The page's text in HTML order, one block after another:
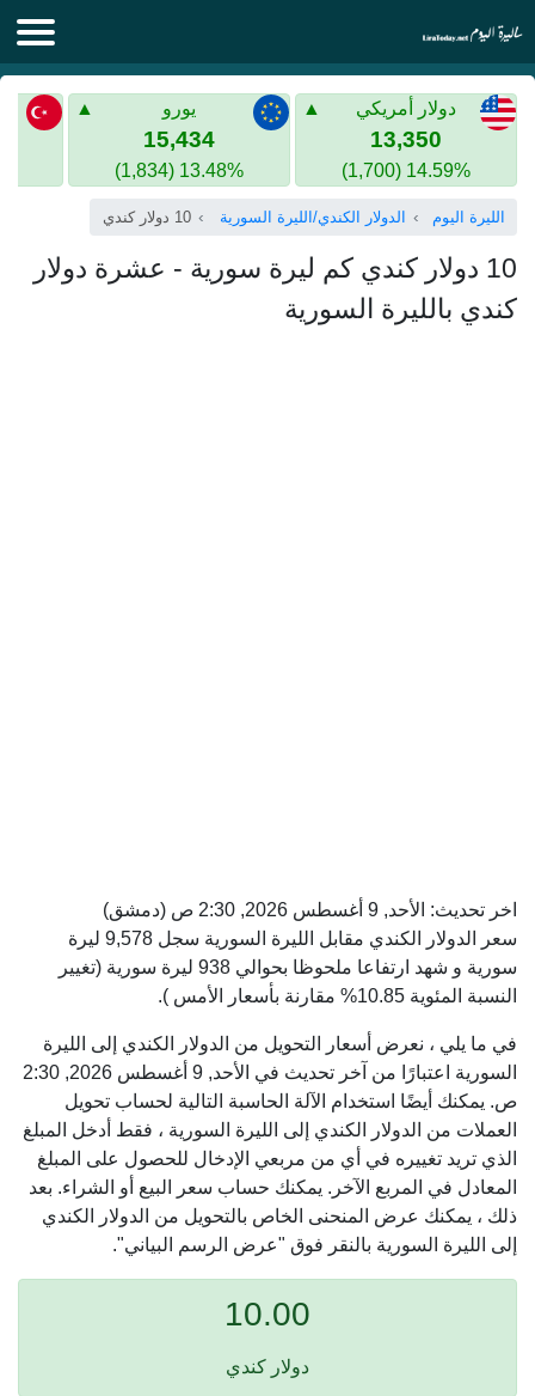
الليرة اليوم
الليرة السورية
الذهب في سوريا
الليرة التركية
الليرة التركية
الذهب في تركيا
اليورو الى الليرة التركية
دولار أمريكي
13,350
14.59% (1,700)
يورو
15,434
13.48% (1,834)
الليرة اليوم الدولار الكندي/الليرة السورية 10 دولار كندي
10 دولار كندي كم ليرة سورية - عشرة دولار
كندي بالليرة السورية
اخر تحديث: الأحد, 9 أغسطس 2026, 2:30 ص
(دمشق)
سعر الدولار الكندي مقابل الليرة السورية سجل 9,578 ليرة
سورية و شهد ارتفاعا ملحوظا بحوالي 938 ليرة سورية (تغيير
النسبة المئوية 10.85% مقارنة بأسعار الأمس ).
في ما يلي ، نعرض أسعار التحويل من الدولار الكندي إلى الليرة
السورية اعتبارًا من آخر تحديث في الأحد, 9 أغسطس 2026, 2:30
ص. يمكنك أيضًا استخدام الآلة الحاسبة التالية لحساب تحويل
العملات من الدولار الكندي إلى الليرة السورية ، فقط أدخل المبلغ
الذي تريد تغييره في أي من مربعي الإدخال للحصول على المبلغ
المعادل في المربع الآخر. يمكنك حساب سعر البيع أو الشراء. بعد
ذلك ، يمكنك عرض المنحنى الخاص بالتحويل من الدولار الكندي
إلى الليرة السورية بالنقر فوق "عرض الرسم البياني".
10.00
دولار كندي